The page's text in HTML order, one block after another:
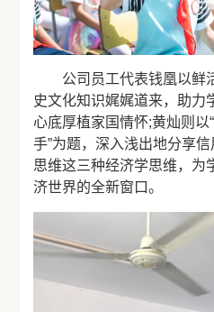
公司员工代表钱凰以鲜
史文化知识娓娓道来，助力
心底厚植家国情怀;黄灿则以
手”为题，深入浅出地分享
思维这三种经济学思维，为
济世界的全新窗口。